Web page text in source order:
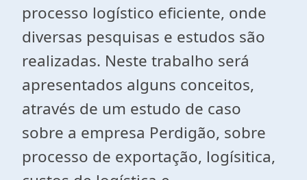
processo logístico eficiente, onde
diversas pesquisas e estudos são
realizadas. Neste trabalho será
apresentados alguns conceitos,
através de um estudo de caso
sobre a empresa Perdigão, sobre
processo de exportação, logísitica,